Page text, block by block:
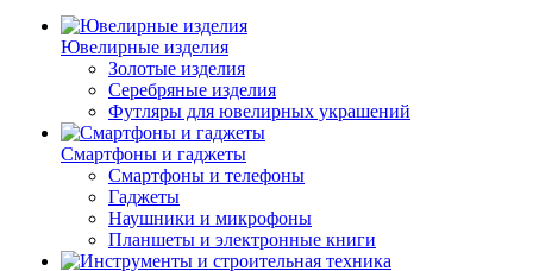
Ювелирные изделия
Золотые изделия
Серебряные изделия
Футляры для ювелирных украшений
Смартфоны и гаджеты
Смартфоны и телефоны
Гаджеты
Наушники и микрофоны
Планшеты и электронные книги